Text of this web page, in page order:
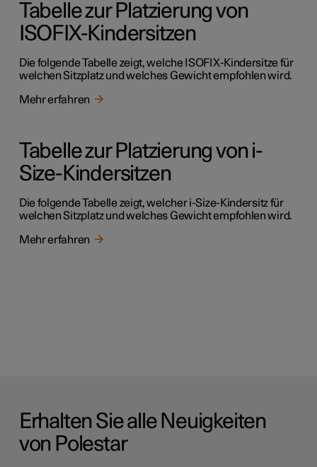
Tabelle zur Platzierung von
ISOFIX-Kindersitzen
Die folgende Tabelle zeigt, welche ISOFIX-Kindersitze für
welchen Sitzplatz und welches Gewicht empfohlen wird.
Mehr erfahren
Tabelle zur Platzierung von i-
Size-Kindersitzen
Die folgende Tabelle zeigt, welcher i-Size-Kindersitz für
welchen Sitzplatz und welches Gewicht empfohlen wird.
Mehr erfahren
Erhalten Sie alle Neuigkeiten
von Polestar